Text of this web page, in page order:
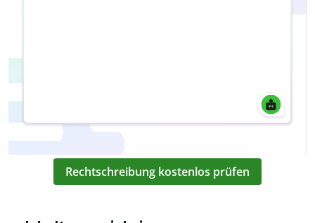
Rechtschreibung kostenlos prüfen